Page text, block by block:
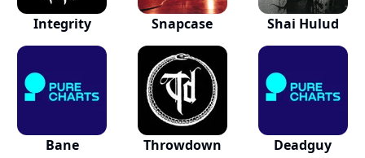
Integrity Snapcase Shai Hulud
Bane Throwdown Deadguy